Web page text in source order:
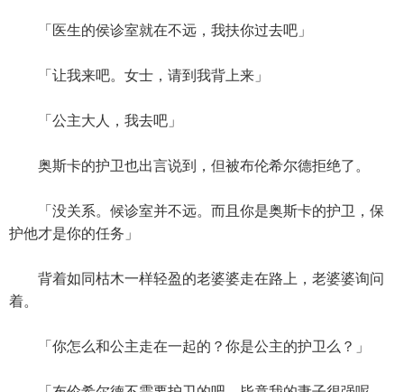
「医生的侯诊室就在不远，我扶你过去吧」
「让我来吧。女士，请到我背上来」
「公主大人，我去吧」
奥斯卡的护卫也出言说到，但被布伦希尔德拒绝了。
「没关系。候诊室并不远。而且你是奥斯卡的护卫，保
护他才是你的任务」
背着如同枯木一样轻盈的老婆婆走在路上，老婆婆询问
着。
「你怎么和公主走在一起的？你是公主的护卫么？」